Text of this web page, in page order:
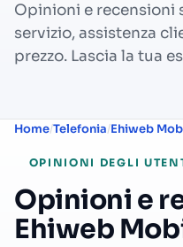
Opinioni e recensioni
servizio, assistenza
prezzo. Lascia la tua
Home Telefonia Ehiweb
OPINIONI DEGLI
Opinioni e
Ehiweb